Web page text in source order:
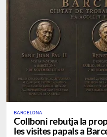
BARCELONA
Collboni rebutja la
les visites papals a